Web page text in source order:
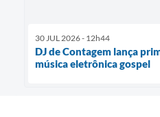
30 JUL 2026 - 12h44
DJ de Contagem lança
música eletrônica gospel